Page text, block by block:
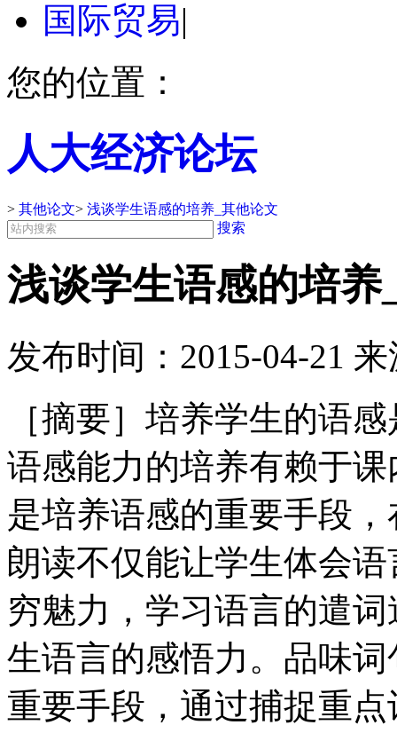
国际贸易|
您的位置：
人大经济论坛
> 其他论文> 浅谈学生语感的培养_其他论文
搜索
浅谈学生语感的培养
发布时间： 2015-04-21 来
［摘要］培养学生的语
语感能力的培养有赖于
是培养语感的重要手段
朗读不仅能让学生体会
穷魅力，学习语言的遣
生语言的感悟力。品味
重要手段，通过捕捉重